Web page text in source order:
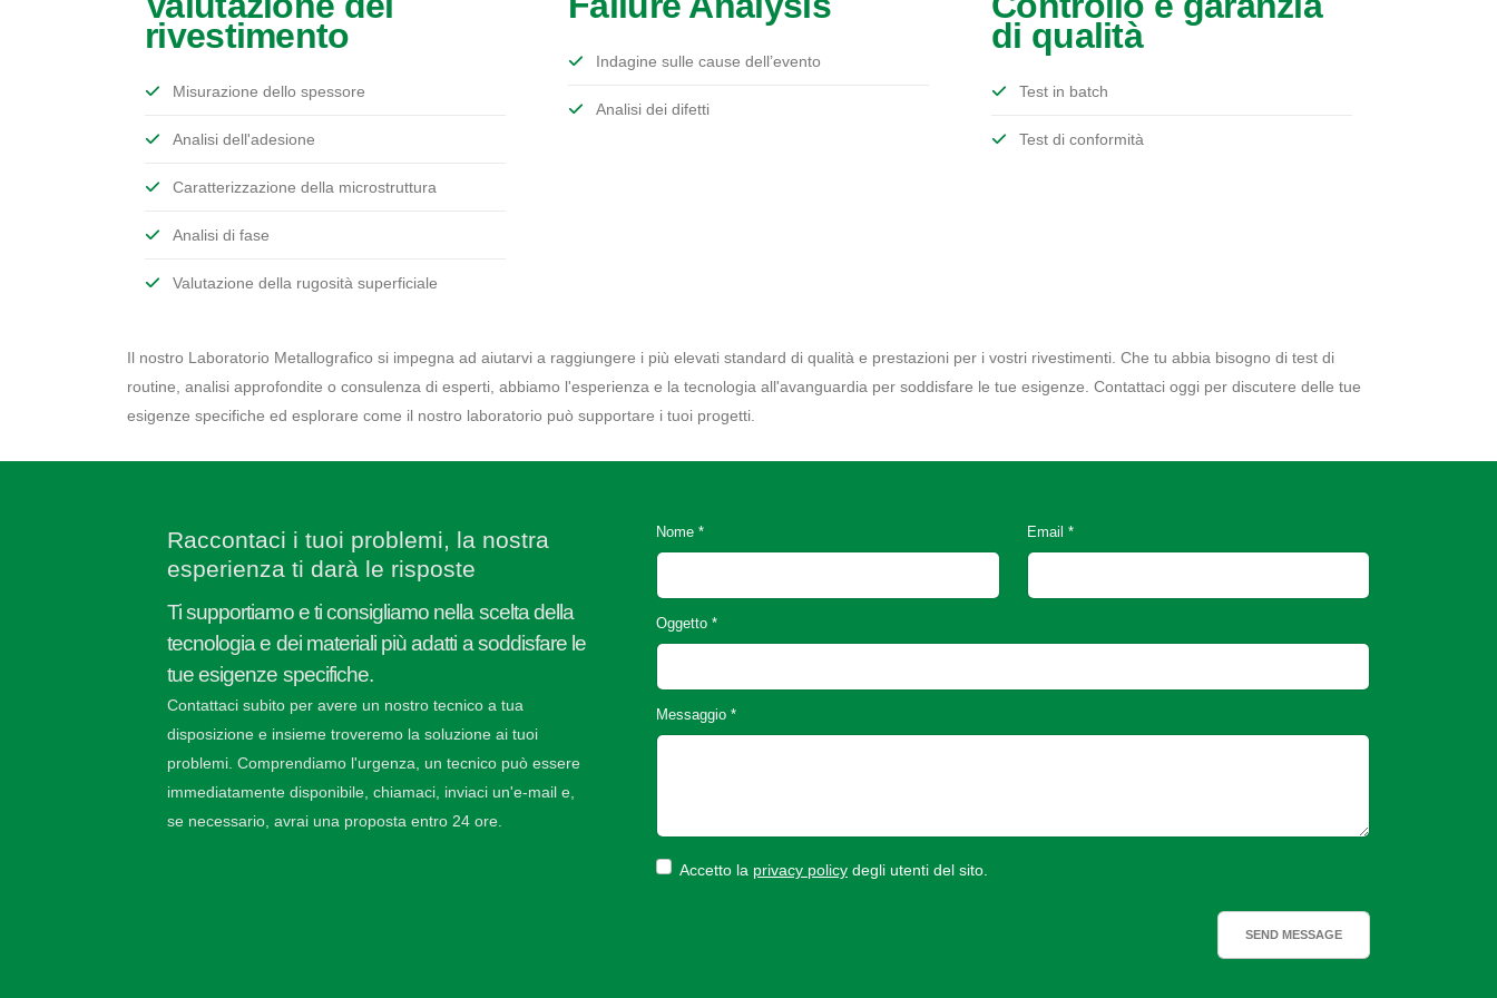
rivestimento
Misurazione dello spessore
Analisi dell'adesione
Caratterizzazione della microstruttura
Analisi di fase
Valutazione della rugosità superficiale
Indagine sulle cause dell’evento
Analisi dei difetti
di qualità
Test in batch
Test di conformità
Il nostro Laboratorio Metallografico si impegna ad aiutarvi a raggiungere i più elevati standard di qualità e prestazioni per i vostri rivestimenti. Che tu abbia bisogno di test di
routine, analisi approfondite o consulenza di esperti, abbiamo l'esperienza e la tecnologia all'avanguardia per soddisfare le tue esigenze. Contattaci oggi per discutere delle tue
esigenze specifiche ed esplorare come il nostro laboratorio può supportare i tuoi progetti.
Raccontaci i tuoi problemi, la nostra
esperienza ti darà le risposte
Ti supportiamo e ti consigliamo nella scelta della
tecnologia e dei materiali più adatti a soddisfare le
tue esigenze specifiche.
Contattaci subito per avere un nostro tecnico a tua
disposizione e insieme troveremo la soluzione ai tuoi
problemi. Comprendiamo l'urgenza, un tecnico può essere
immediatamente disponibile, chiamaci, inviaci un'e-mail e,
se necessario, avrai una proposta entro 24 ore.
Nome * Email *
Oggetto *
Messaggio *
Accetto la privacy policy degli utenti del sito.